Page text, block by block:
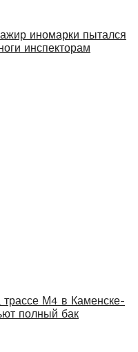
иномарки пытался
инспекторам
трассе М4 в Каменске-
полный бак